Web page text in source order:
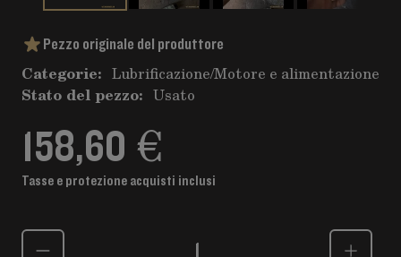
Pezzo originale del produttore
Categorie: Lubrificazione/Motore e alimentazione
Stato del pezzo: Usato
158,60 €
Tasse e protezione acquisti inclusi
Quantità